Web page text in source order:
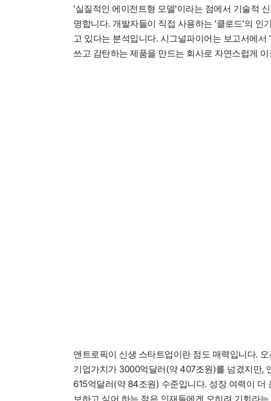
'실질적인 에이전트형 모델'이라는 점에서 기술적
명합니다. 개발자들이 직접 사용하는 '클로드'의 인
고 있다는 분석입니다. 시그널파이어는 보고서에서
쓰고 감탄하는 제품을 만드는 회사로 자연스럽게
앤트로픽이 신생 스타트업이란 점도 매력입니다.
기업가치가 3000억달러(약 407조원)를 넘겼지만,
615억달러(약 84조원) 수준입니다. 성장 여력이 더
보하고 싶어 하는 젊은 인재들에겐 오히려 기회라